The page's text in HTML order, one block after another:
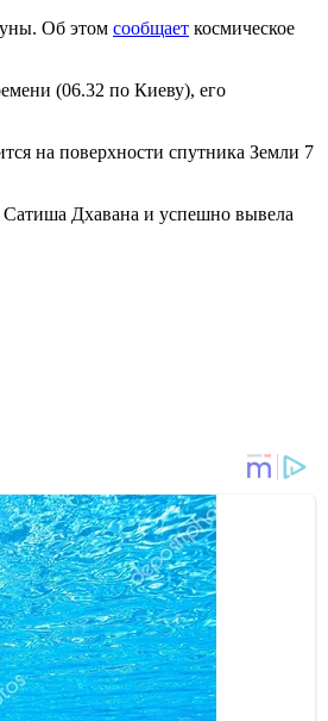
Об этом сообщает космическое
(06.32 по Киеву), его
на поверхности спутника Земли 7
Сатиша Дхавана и успешно вывела